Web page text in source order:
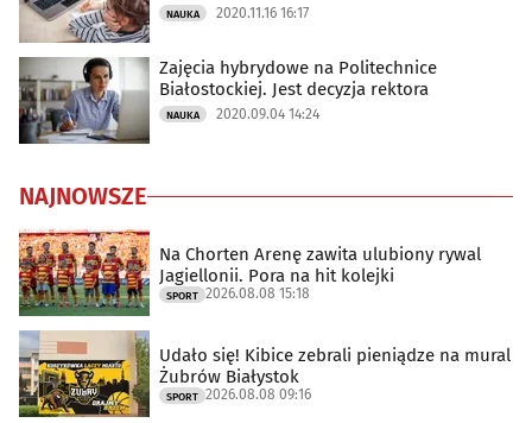
NAUKA 2020.11.16 16:17
Zajęcia hybrydowe na Politechnice
Białostockiej. Jest decyzja rektora
NAUKA 2020.09.04 14:24
NAJNOWSZE
Na Chorten Arenę zawita ulubiony rywal
Jagiellonii. Pora na hit kolejki
SPORT 2026.08.08 15:18
Udało się! Kibice zebrali pieniądze na mural
Żubrów Białystok
SPORT 2026.08.08 09:16